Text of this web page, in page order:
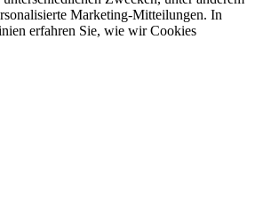
Marketing-Mitteilungen. In
erfahren Sie, wie wir Cookies